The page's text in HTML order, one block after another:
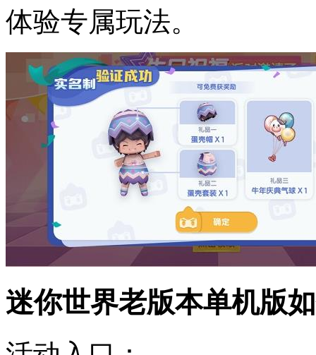
体验专属玩法。
迷你世界老版本单机版